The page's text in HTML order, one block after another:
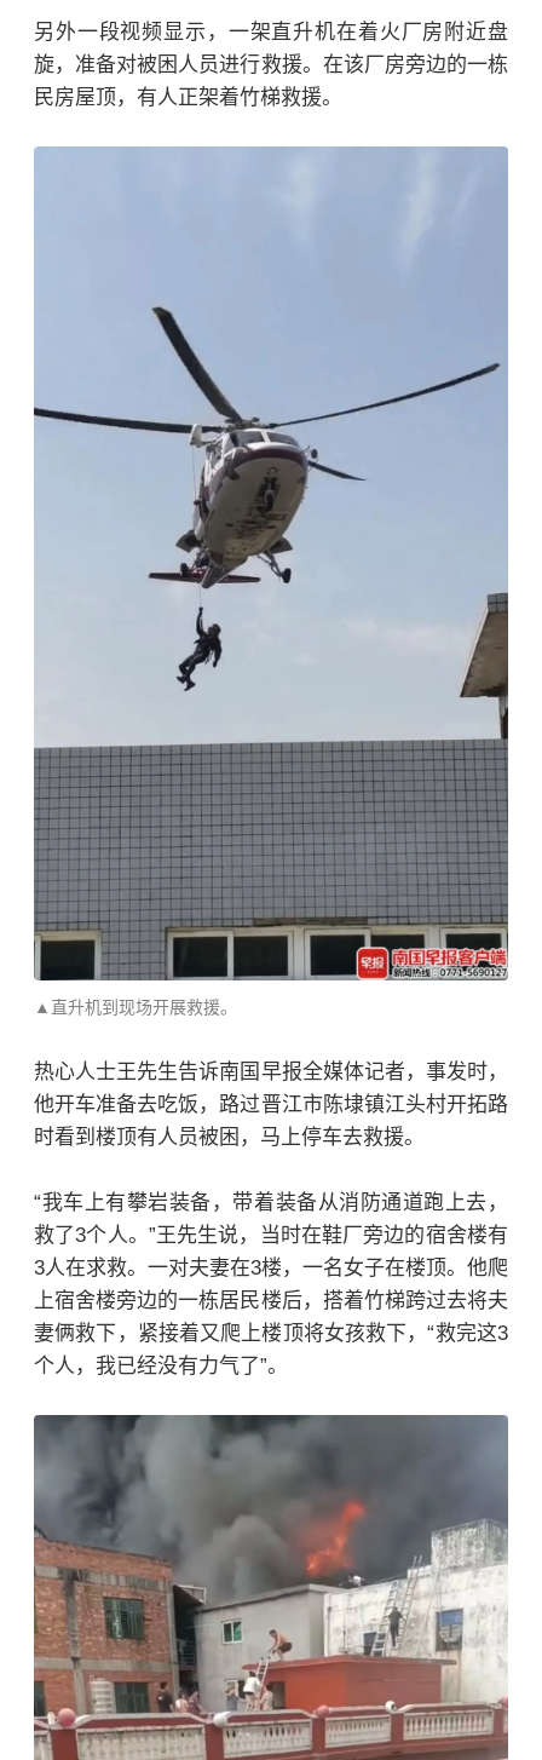
另外一段视频显示，一架直升机在着火厂房附近盘
旋，准备对被困人员进行救援。在该厂房旁边的一栋
民房屋顶，有人正架着竹梯救援。
▲直升机到现场开展救援。
热心人士王先生告诉南国早报全媒体记者，事发时，
他开车准备去吃饭，路过晋江市陈埭镇江头村开拓路
时看到楼顶有人员被困，马上停车去救援。
“我车上有攀岩装备，带着装备从消防通道跑上去，
救了3个人。”王先生说，当时在鞋厂旁边的宿舍楼有
3人在求救。一对夫妻在3楼，一名女子在楼顶。他爬
上宿舍楼旁边的一栋居民楼后，搭着竹梯跨过去将夫
妻俩救下，紧接着又爬上楼顶将女孩救下，“救完这3
个人，我已经没有力气了”。